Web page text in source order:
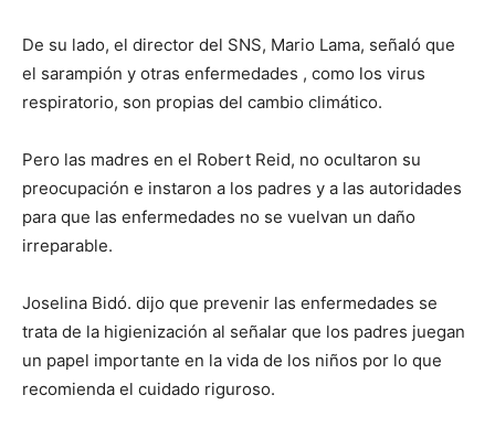
De su lado, el director del SNS, Mario Lama, señaló que
el sarampión y otras enfermedades , como los virus
respiratorio, son propias del cambio climático.
Pero las madres en el Robert Reid, no ocultaron su
preocupación e instaron a los padres y a las autoridades
para que las enfermedades no se vuelvan un daño
irreparable.
Joselina Bidó. dijo que prevenir las enfermedades se
trata de la higienización al señalar que los padres juegan
un papel importante en la vida de los niños por lo que
recomienda el cuidado riguroso.